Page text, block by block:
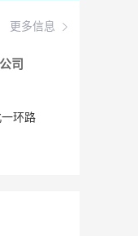
更多信息
司
环路